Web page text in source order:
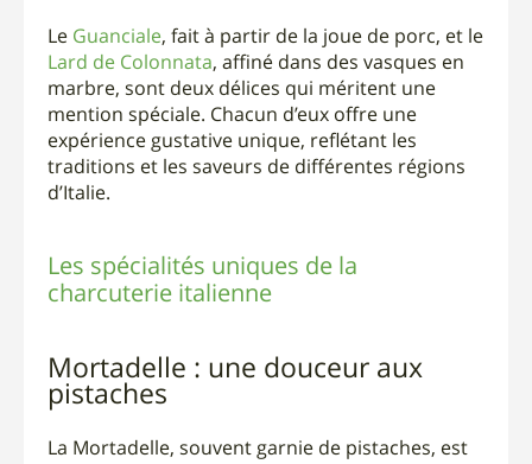
Le Guanciale, fait à partir de la joue de porc, et le
Lard de Colonnata, affiné dans des vasques en
marbre, sont deux délices qui méritent une
mention spéciale. Chacun d’eux offre une
expérience gustative unique, reflétant les
traditions et les saveurs de différentes régions
d’Italie.
Les spécialités uniques de la
charcuterie italienne
Mortadelle : une douceur aux
pistaches
La Mortadelle, souvent garnie de pistaches, est